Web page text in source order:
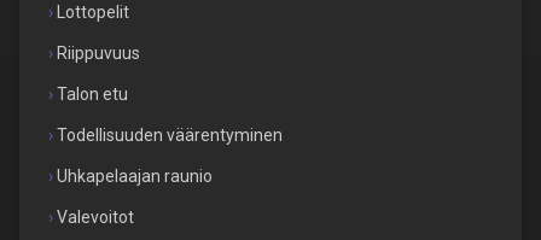
Lottopelit
Riippuvuus
Talon etu
Todellisuuden väärentyminen
Uhkapelaajan raunio
Valevoitot